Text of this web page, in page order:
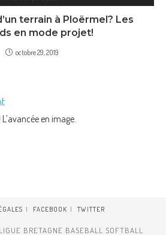
terrain à Ploërmel? Les
en mode projet!
octobre 29, 2019
en image.
FACEBOOK TWITTER
BRETAGNE BASEBALL SOFTBALL